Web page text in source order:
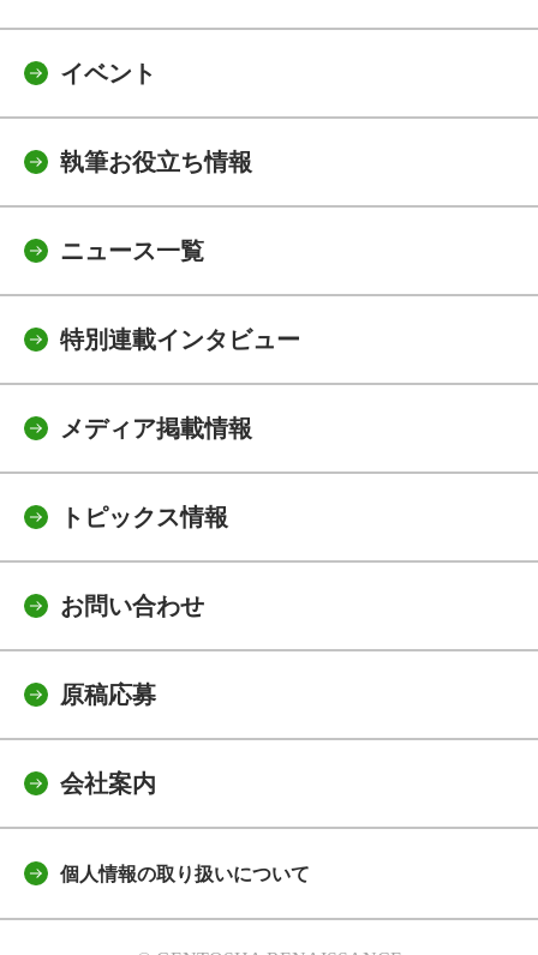
イベント
執筆お役立ち情報
ニュース一覧
特別連載インタビュー
メディア掲載情報
トピックス情報
お問い合わせ
原稿応募
会社案内
個人情報の取り扱いについて